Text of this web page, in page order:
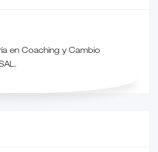
en Coaching y Cambio